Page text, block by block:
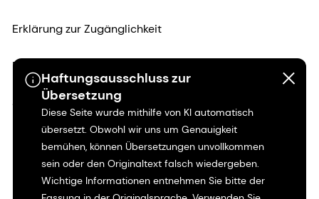
Haftungsausschluss zur
Übersetzung
Diese Seite wurde mithilfe von KI automatisch
übersetzt. Obwohl wir uns um Genauigkeit
bemühen, können Übersetzungen unvollkommen
sein oder den Originaltext falsch wiedergeben.
Wichtige Informationen entnehmen Sie bitte der
Erklärung zur Zugänglichkeit
Rechtliche Informationen
Sitemap